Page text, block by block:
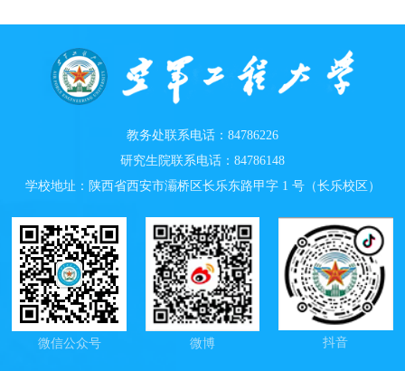
教务处联系电话：84786226
研究生院联系电话：84786148
学校地址：陕西省西安市灞桥区长乐东路甲字 1 号（长乐校区）
微信公众号 微博 抖音